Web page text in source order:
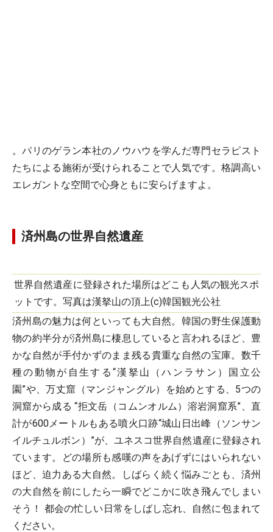
。パリのゲラン本社のノウハウを学んだ専門セラピスト
たちによる施術が受けられることで人気です。格調高い
エレガントな空間で心身ともに安らげますよ。
済州島の世界自然遺産
世界自然遺産に登録された場所はどこも人気の観光スポ
ットです。写真は漢拏山の頂上(c)韓国観光公社
済州島の魅力は何といっても大自然。韓国の野生保護動
物の約半分が済州島に棲息していると言われるほど、豊
かな自然が手付かずのまま残る貴重な自然の宝庫。数千
種の動物が自生する“漢拏山（ハンラサン）国立公
園”や、万丈窟（マンジャングル）を始めとする、5つの
洞窟から成る “拒文岳（コムンオルム）溶岩洞窟系”、直
計が600メートルもある噴火口跡“城山日出峰（ソンサン
イルチュルボン）”が、ユネスコ世界自然遺産に登録され
ています。どの場所も感嘆の声をあげずにはいられない
ほど、迫力ある大自然。しばらく続く悩みごとも、済州
の大自然を前にしたら一瞬でどこかに吹き飛んでしまい
そう！ 都会の忙しい日常をしばし忘れ、自然に包まれて
ください。